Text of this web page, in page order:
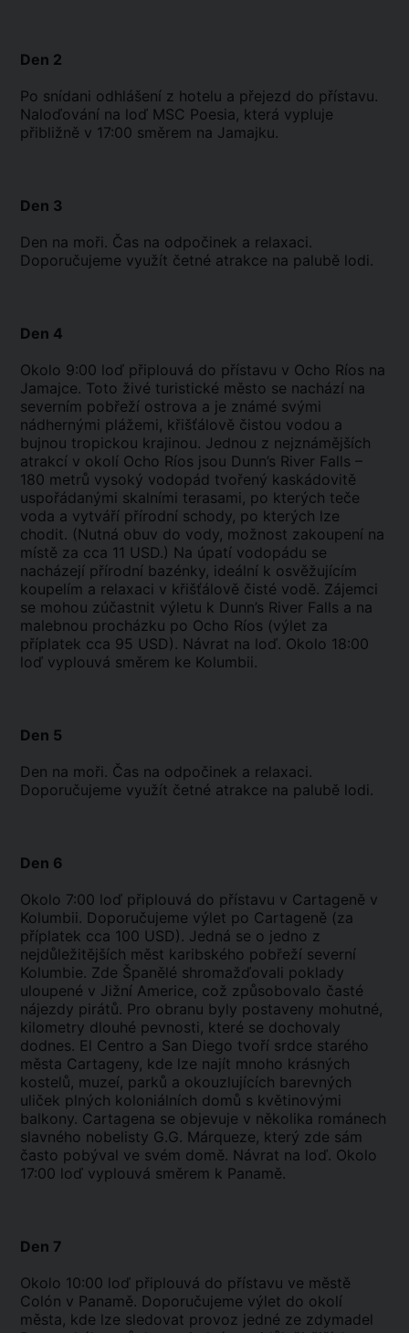
Den 2
Po snídani odhlášení z hotelu a přejezd do přístavu.
Naloďování na loď MSC Poesia, která vypluje
přibližně v 17:00 směrem na Jamajku.
Den 3
Den na moři. Čas na odpočinek a relaxaci.
Doporučujeme využít četné atrakce na palubě lodi.
Den 4
Okolo 9:00 loď připlouvá do přístavu v Ocho Ríos na
Jamajce. Toto živé turistické město se nachází na
severním pobřeží ostrova a je známé svými
nádhernými plážemi, křišťálově čistou vodou a
bujnou tropickou krajinou. Jednou z nejznámějších
atrakcí v okolí Ocho Ríos jsou Dunn’s River Falls –
180 metrů vysoký vodopád tvořený kaskádovitě
uspořádanými skalními terasami, po kterých teče
voda a vytváří přírodní schody, po kterých lze
chodit. (Nutná obuv do vody, možnost zakoupení na
místě za cca 11 USD.) Na úpatí vodopádu se
nacházejí přírodní bazénky, ideální k osvěžujícím
koupelím a relaxaci v křišťálově čisté vodě. Zájemci
se mohou zúčastnit výletu k Dunn’s River Falls a na
malebnou procházku po Ocho Ríos (výlet za
příplatek cca 95 USD). Návrat na loď. Okolo 18:00
loď vyplouvá směrem ke Kolumbii.
Den 5
Den na moři. Čas na odpočinek a relaxaci.
Doporučujeme využít četné atrakce na palubě lodi.
Den 6
Okolo 7:00 loď připlouvá do přístavu v Cartageně v
Kolumbii. Doporučujeme výlet po Cartageně (za
příplatek cca 100 USD). Jedná se o jedno z
nejdůležitějších měst karibského pobřeží severní
Kolumbie. Zde Španělé shromažďovali poklady
uloupené v Jižní Americe, což způsobovalo časté
nájezdy pirátů. Pro obranu byly postaveny mohutné,
kilometry dlouhé pevnosti, které se dochovaly
dodnes. El Centro a San Diego tvoří srdce starého
města Cartageny, kde lze najít mnoho krásných
kostelů, muzeí, parků a okouzlujících barevných
uliček plných koloniálních domů s květinovými
balkony. Cartagena se objevuje v několika románech
slavného nobelisty G.G. Márqueze, který zde sám
často pobýval ve svém domě. Návrat na loď. Okolo
17:00 loď vyplouvá směrem k Panamě.
Den 7
Okolo 10:00 loď připlouvá do přístavu ve městě
Colón v Panamě. Doporučujeme výlet do okolí
města, kde lze sledovat provoz jedné ze zdymadel